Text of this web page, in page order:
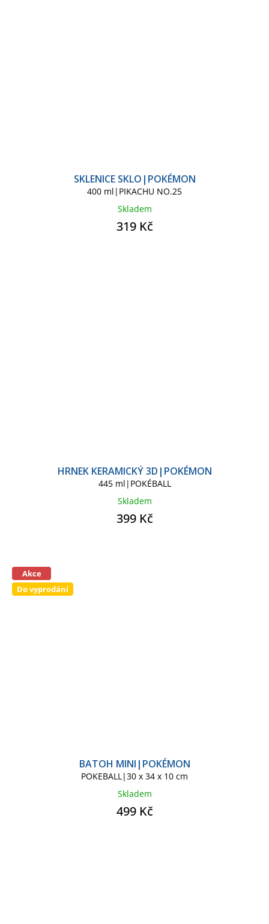
SKLENICE SKLO|POKÉMON
400 ml|PIKACHU NO.25
Skladem
319 Kč
HRNEK KERAMICKÝ 3D|POKÉMON
445 ml|POKÉBALL
Skladem
399 Kč
Akce
Do vyprodání
BATOH MINI|POKÉMON
POKEBALL|30 x 34 x 10 cm
Skladem
499 Kč